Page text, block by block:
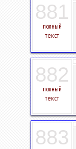
881
полный
текст
882
полный
текст
883